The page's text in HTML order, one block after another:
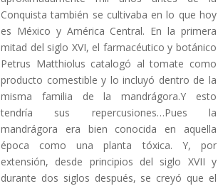
Conquista también se cultivaba en lo que hoy
es México y América Central. En la primera
mitad del siglo XVI, el farmacéutico y botánico
Petrus Matthiolus catalogó al tomate como
producto comestible y lo incluyó dentro de la
misma familia de la mandrágora.Y esto
tendría sus repercusiones…Pues la
mandrágora era bien conocida en aquella
época como una planta tóxica. Y, por
extensión, desde principios del siglo XVII y
durante dos siglos después, se creyó que el